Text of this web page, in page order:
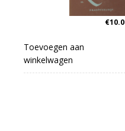
€
Toevoegen aan
winkelwagen